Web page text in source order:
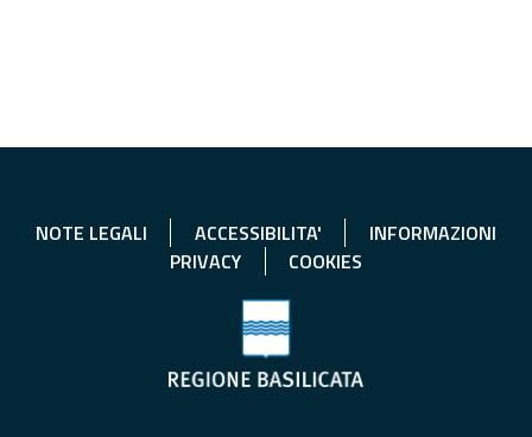
NOTE LEGALI ACCESSIBILITA'
INFORMAZIONI
PRIVACY
COOKIES